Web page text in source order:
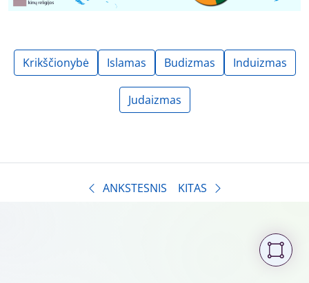
Krikščionybė Islamas Budizmas Induizmas
Judaizmas
ANKSTESNIS KITAS